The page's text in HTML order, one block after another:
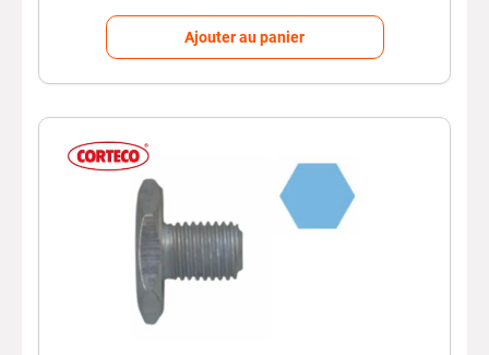
Ajouter au panier